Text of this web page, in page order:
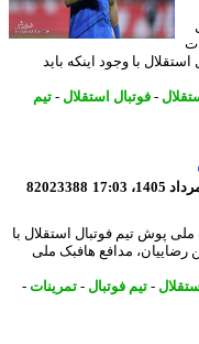
با وجود اینکه باید
-فوتبال استقلال-تیم
82023388
تیم فوتبال استقلال با
مدافع هافبک ملی
-تیم فوتبال-تمرینات -